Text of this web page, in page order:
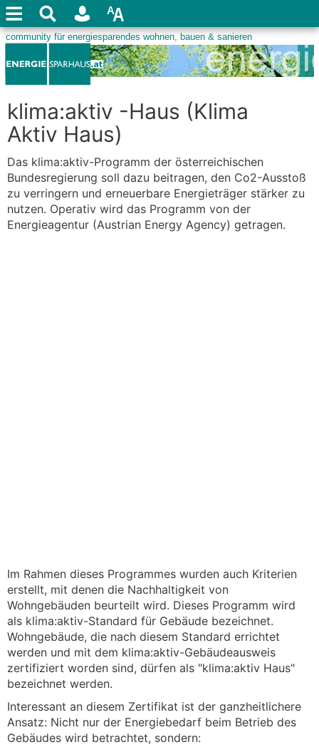
klima:aktiv -Haus (Klima
Aktiv Haus)
Das klima:aktiv-Programm der österreichischen
Bundesregierung soll dazu beitragen, den Co2-Ausstoß
zu verringern und erneuerbare Energieträger stärker zu
nutzen. Operativ wird das Programm von der
Energieagentur (Austrian Energy Agency) getragen.
Im Rahmen dieses Programmes wurden auch Kriterien
erstellt, mit denen die Nachhaltigkeit von
Wohngebäuden beurteilt wird. Dieses Programm wird
als klima:aktiv-Standard für Gebäude bezeichnet.
Wohngebäude, die nach diesem Standard errichtet
werden und mit dem klima:aktiv-Gebäudeausweis
zertifiziert worden sind, dürfen als "klima:aktiv Haus"
bezeichnet werden.
Interessant an diesem Zertifikat ist der ganzheitlichere
Ansatz: Nicht nur der Energiebedarf beim Betrieb des
Gebäudes wird betrachtet, sondern: